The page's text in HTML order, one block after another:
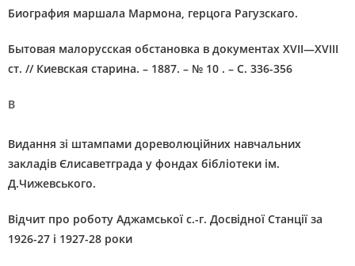
Биография маршала Мармона, герцога Рагузскаго.
Бытовая малорусская обстановка в документах XVII—XVIII
ст. // Киевская старина. – 1887. – № 10 . – С. 336-356
В
Видання зі штампами дореволюційних навчальних
закладів Єлисаветграда у фондах бібліотеки ім.
Д.Чижевського.
Відчит про роботу Аджамської с.-г. Досвідної Станції за
1926-27 і 1927-28 роки